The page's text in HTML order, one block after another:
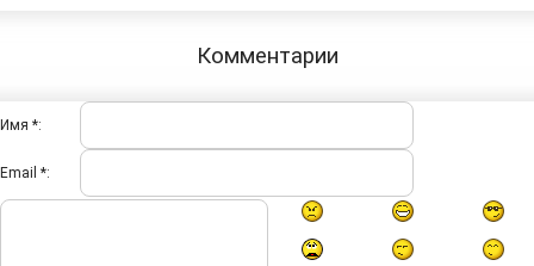
Комментарии
Имя *:
Email *: